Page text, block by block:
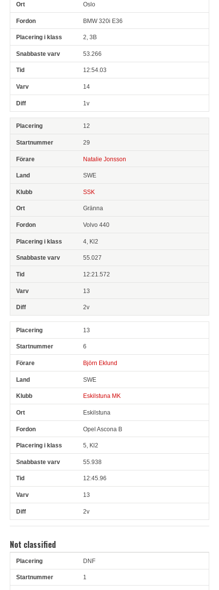
Oslo
BMW 320i E36
2, 3B
53.266
12:54.03
14
1v
12
29
Natalie Jonsson
SWE
SSK
Gränna
Volvo 440
4, Kl2
55.027
12:21.572
13
2v
13
6
Björn Eklund
SWE
Eskilstuna MK
Eskilstuna
Opel Ascona B
5, Kl2
55.938
12:45.96
13
2v
Not classified
Pl Snr Land
DNF
1